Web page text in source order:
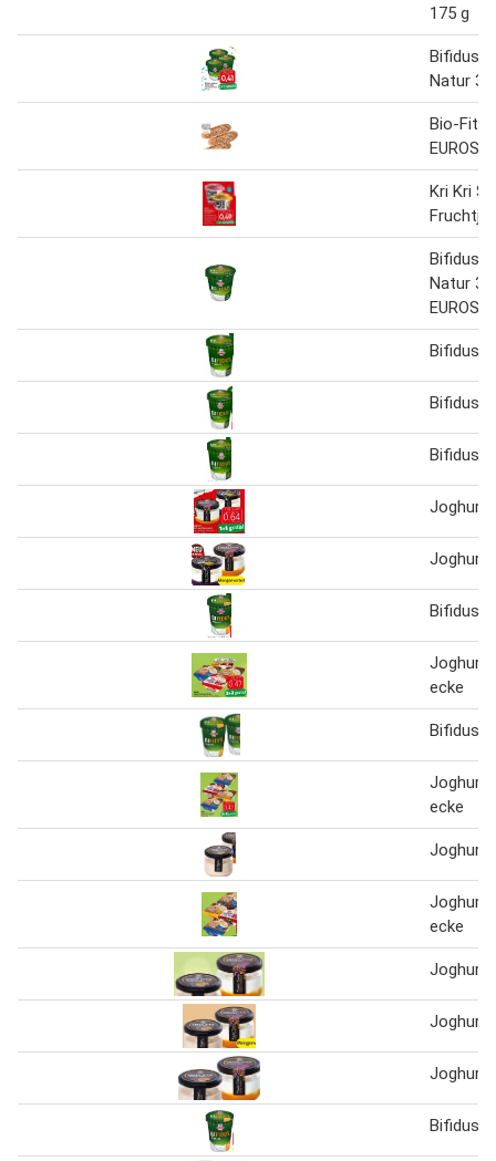
175 g
Bifidus
Natur
Bio-
Kri Kri
Bifidus
Natur
Bifidus
Bifidus
Bifidus
Joghurt
Joghurt
Bifidus
Joghurt
ecke
Bifidus
Joghurt
ecke
Joghurt
Joghurt
ecke
Joghurt
Joghurt
Joghurt
Bifidus